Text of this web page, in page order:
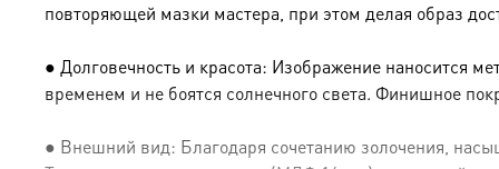
повторяющей мазки мастера, при этом делая образ
● Долговечность и красота: Изображение наносится
временем и не боятся солнечного света. Финишное
● Внешний вид: Благодаря сочетанию золочения,